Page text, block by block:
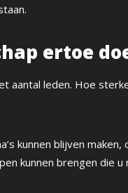
ertoe
aantal leden. Hoe
kunnen blijven
kunnen brengen die